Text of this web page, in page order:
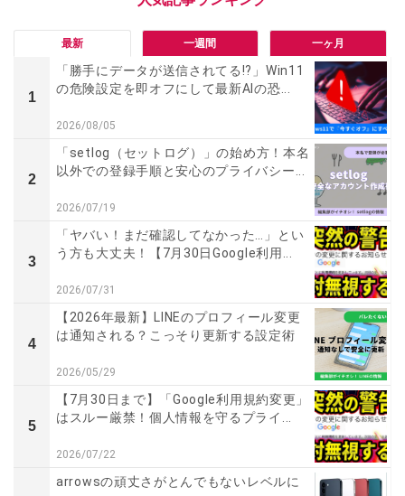
最新 一週間 一ヶ月
1
「勝手にデータが送信されてる!?」Win11
の危険設定を即オフにして最新AIの恐...
2026/08/05
2
「setlog（セットログ）」の始め方！本名
以外での登録手順と安心のプライバシー...
2026/07/19
3
「ヤバい！まだ確認してなかった…」とい
う方も大丈夫！【7月30日Google利用...
2026/07/31
4
【2026年最新】LINEのプロフィール変更
は通知される？こっそり更新する設定術
2026/05/29
5
【7月30日まで】「Google利用規約変更」
はスルー厳禁！個人情報を守るプライ...
2026/07/22
arrowsの頑丈さがとんでもないレベルに